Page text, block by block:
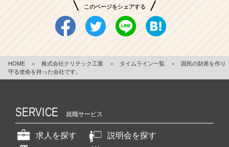
このページをシェアする
HOME ＞ 株式会社クリテック工業 ＞ タイムライン一覧 ＞
国民の財産を作り
守る使命を持った会社です。
SERVICE 就職サービス
求人を探す
説明会を探す